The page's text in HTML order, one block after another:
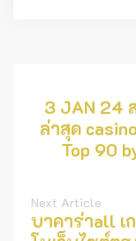
3 JAN 24
ล่าสุด
Top 90
Next Article
บาคาร่าall เ